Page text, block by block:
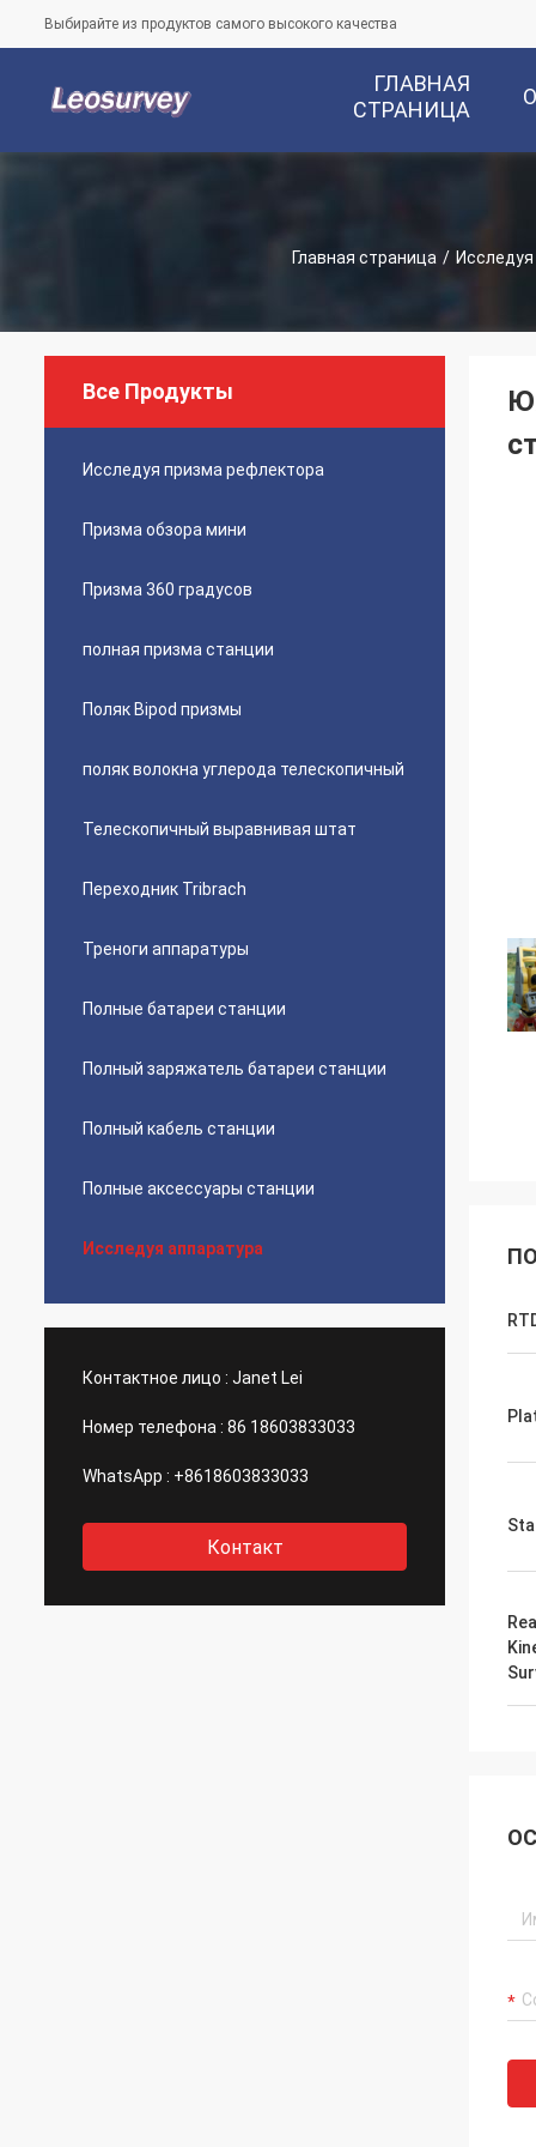
Выбирайте из продуктов самого высокого качества
ГЛАВНАЯ
СТРАНИЦА
Главная страница /
Все Продукты
Исследуя призма рефлектора
Призма обзора мини
Призма 360 градусов
полная призма станции
Поляк Bipod призмы
поляк волокна углерода телескопичный
Телескопичный выравнивая штат
Переходник Tribrach
Треноги аппаратуры
Полные батареи станции
Полный заряжатель батареи станции
Полный кабель станции
Полные аксессуары станции
Исследуя аппаратура
Контактное лицо : Janet Lei
Номер телефона : 86 18603833033
WhatsApp : +8618603833033
Контакт